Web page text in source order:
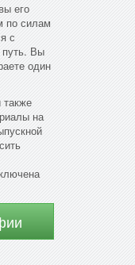
его
по силам
с
путь. Вы
один
также
на